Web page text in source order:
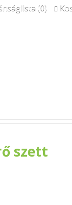
(0)
szett